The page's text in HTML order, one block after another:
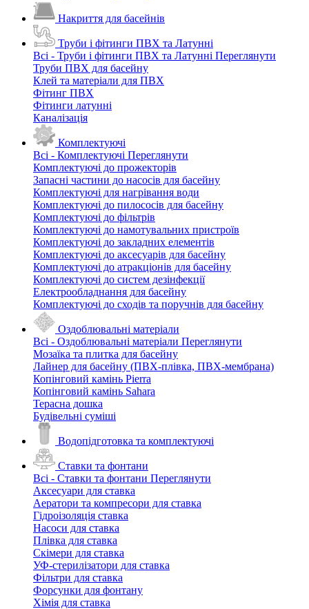
Накриття для басейнів
Труби і фітинги ПВХ та Латунні
Всі - Труби і фітинги ПВХ та Латунні Переглянути
Труби ПВХ для басейну
Клей та матеріали для ПВХ
Фітинг ПВХ
Фітинги латунні
Каналізація
Комплектуючі
Всі - Комплектуючі Переглянути
Комплектуючі до прожекторів
Запасні частини до насосів для басейну
Комплектуючі для нагрівання води
Комплектуючі до пилососів для басейну
Комплектуючі до фільтрів
Комплектуючі до намотувальних пристроїв
Комплектуючі до закладних елементів
Комплектуючі до аксесуарів для басейну
Комплектуючі до атракціонів для басейну
Комплектуючі до систем дезінфекції
Електрообладнання для басейну
Комплектуючі до сходів та поручнів для басейну
Оздоблювальні матеріали
Всі - Оздоблювальні матеріали Переглянути
Мозаїка та плитка для басейну
Лайнер для басейну (ПВХ-плівка, ПВХ-мембрана)
Копінговий камінь Pierra
Копінговий камінь Sahara
Терасна дошка
Будівельні суміші
Водопідготовка та комплектуючі
Ставки та фонтани
Всі - Ставки та фонтани Переглянути
Аксесуари для ставка
Аератори та компресори для ставка
Гідроізоляція ставка
Насоси для ставка
Плівка для ставка
Скімери для ставка
УФ-стерилізатори для ставка
Фільтри для ставка
Форсунки для фонтану
Хімія для ставка